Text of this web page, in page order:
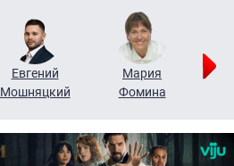
Евгений
Мошняцкий
Мария
Фомина